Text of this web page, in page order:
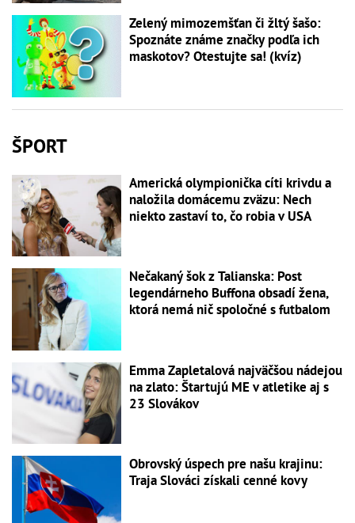
Zelený mimozemšťan či žltý šašo:
Spoznáte známe značky podľa ich
maskotov? Otestujte sa! (kvíz)
ŠPORT
Americká olympionička cíti krivdu a
naložila domácemu zväzu: Nech
niekto zastaví to, čo robia v USA
Nečakaný šok z Talianska: Post
legendárneho Buffona obsadí žena,
ktorá nemá nič spoločné s futbalom
Emma Zapletalová najväčšou nádejou
na zlato: Štartujú ME v atletike aj s
23 Slovákov
Obrovský úspech pre našu krajinu:
Traja Slováci získali cenné kovy